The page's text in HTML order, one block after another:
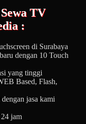
TV
:
di Surabaya
dengan 10 Touch
yang tinggi
Based, Flash,
jasa kami
jam